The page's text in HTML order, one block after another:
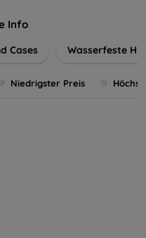
perfekt zu
Info
Cases Wasserfeste
Niedrigster Preis